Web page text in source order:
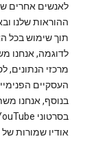
לאנשים אחרים
ההוראות שלנו
תוך שימוש בכל
לדוגמה, אנחנו
מרכזי
העסקיים
בנוסף, אנחנו
אודיו שמורות